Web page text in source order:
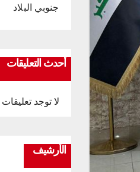
جنوبي البلاد
أحدث التعليقات
لا توجد
الأرشيف